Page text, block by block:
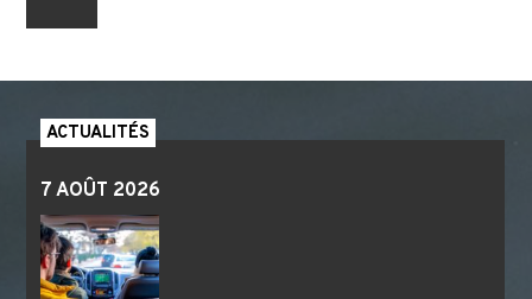
ACTUALITÉS
7 AOÛT 2026